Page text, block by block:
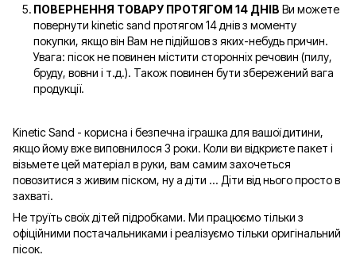
ПОВЕРНЕННЯ ТОВАРУ ПРОТЯГОМ 14 ДНІВ Ви можете
повернути kinetic sand протягом 14 днів з моменту
покупки, якщо він Вам не підійшов з яких-небудь причин.
Увага: пісок не повинен містити сторонніх речовин (пилу,
бруду, вовни і т.д.). Також повинен бути збережений вага
продукції.
Kinetic Sand - корисна і безпечна іграшка для вашої дитини,
якщо йому вже виповнилося 3 роки. Коли ви відкриєте пакет і
візьмете цей матеріал в руки, вам самим захочеться
повозитися з живим піском, ну а діти ... Діти від нього просто в
захваті.
Не труїть своїх дітей підробками. Ми працюємо тільки з
офіційними постачальниками і реалізуємо тільки оригінальний
пісок.